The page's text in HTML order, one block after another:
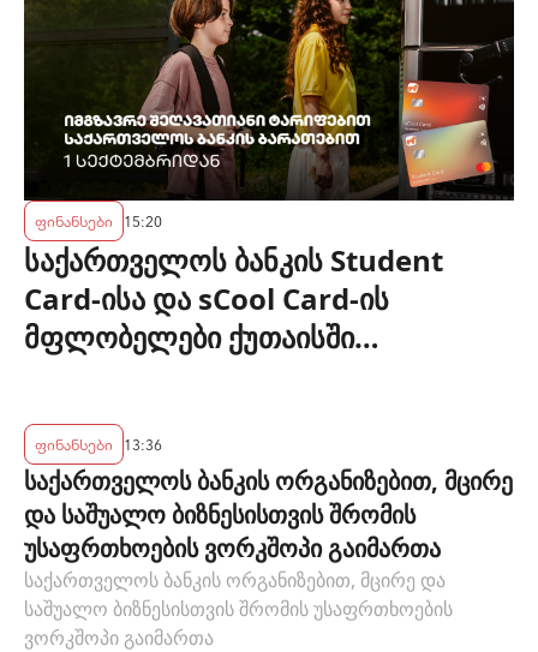
ფინანსები 15:20
საქართველოს ბანკის Student
Card-ისა და sCool Card-ის
მფლობელები ქუთაისში
ტარიფით ისარგებლებენ
ფინანსები 13:36
საქართველოს ბანკის ორგანიზებით, მცირე
და საშუალო ბიზნესისთვის შრომის
უსაფრთხოების ვორკშოპი გაიმართა
საქართველოს ბანკის ორგანიზებით, მცირე და
საშუალო ბიზნესისთვის შრომის უსაფრთხოების
ვორკშოპი გაიმართა